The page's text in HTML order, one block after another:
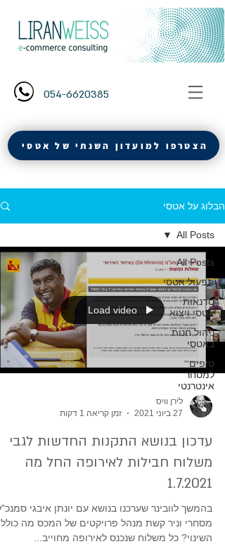
054-6620385
הצטרפו למועדון השנתי של אטסי
הבלוג על אטסי
All Posts
תפעול אטסי
סדנאות
אטסי ויצוא
ניהול חנות
באטסי
טיפים
למסחר
אינטרנטי
All Posts
Load video
לירן וויס
27 ביוני 2021
זמן קריאה 1 דקות
עדכון בנושא התקנות החדשות לגבי
משלוח חבילות לאירופה החל מה
1.7.2021
בהמשך לוובינר שערכנו בנושא עם יונתן איבגי
מסחרי וניר קשת מנהל פרויקטים של המכס מה כולל
השינוי? כל משלוח שנכנס לאירופה מחוייב...